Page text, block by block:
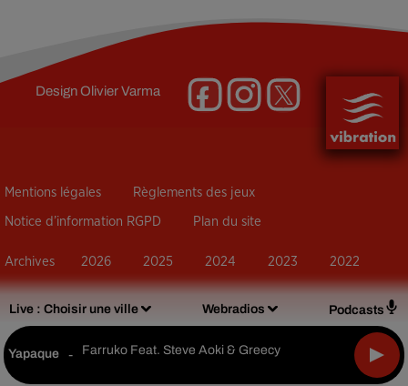
Live : Choisir une ville Webradios Podcasts
Yapaque - Farruko Feat. Steve Aoki & Greecy
DesignOlivier Varma
Mentions légales Règlements des jeux
Notice d’information RGPD Plan du site
Archives 2026 2025 2024 2023 2022